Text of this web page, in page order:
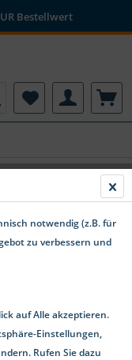
Bestellwert
30 mm K 150 -
notwendig (z.B. für
zu verbessern und
auf Alle akzeptieren.
Einstellungen,
Rufen Sie dazu